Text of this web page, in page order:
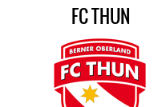
FC THUN